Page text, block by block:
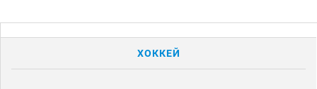
ХОККЕЙ